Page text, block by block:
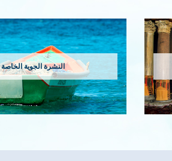
النشرة الجوية الخاصة